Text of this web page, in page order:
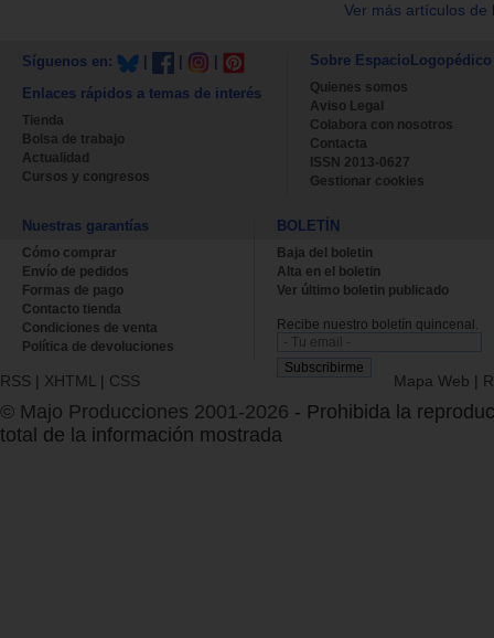
Ver más artículos
Síguenos en:
Enlaces rápidos a temas de interés
Tienda
Bolsa de trabajo
Actualidad
Cursos y congresos
Sobre EspacioLogopédico
Quienes somos
Aviso Legal
Colabora con nosotros
Contacta
ISSN 2013-0627
Gestionar cookies
Nuestras garantías
Cómo comprar
Envío de pedidos
Formas de pago
Contacto tienda
Condiciones de venta
Política de devoluciones
BOLETÍN
Baja del boletin
Alta en el boletin
Ver último boletin publicado
Recibe nuestro boletín quincenal.
RSS | XHTML | CSS Mapa Web |
© Majo Producciones 2001-2026 - Prohibida la
total de la información mostrada